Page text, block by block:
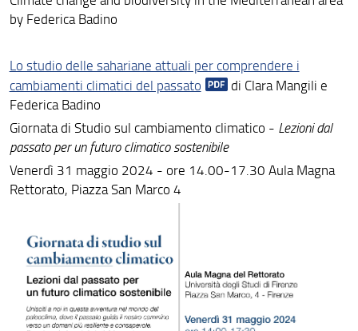
by Federica Badino
Lo studio delle sahariane attuali per comprendere i
cambiamenti climatici del passato
di Clara Mangili e
Federica Badino
Giornata di Studio sul cambiamento climatico - Lezioni dal
passato per un futuro climatico sostenibile
Venerdì 31 maggio 2024 - ore 14.00-17.30 Aula Magna
Rettorato, Piazza San Marco 4